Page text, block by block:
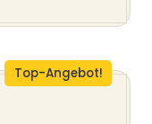
Top-Angebot!